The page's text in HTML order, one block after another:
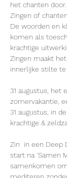
het chanten door.
Zingen of
De woorden en
komen als
krachtige
Zingen maakt
innerlijke stilte te
31 augustus, het
zomervakantie,
31 augustus, in
krachtige &
Zin  in een Deep
start na ‘Samen
samenkomen